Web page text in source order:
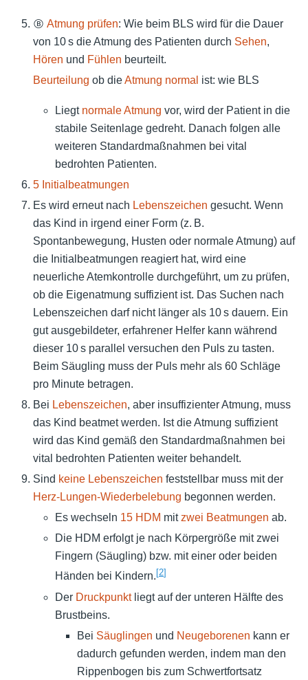
Ⓑ Atmung prüfen: Wie beim BLS wird für die Dauer
von 10 s die Atmung des Patienten durch Sehen,
Hören und Fühlen beurteilt.
Beurteilung ob dieAtmung normal ist: wie BLS
Liegt normale Atmung vor, wird der Patient in die
stabile Seitenlage gedreht. Danach folgen alle
weiteren Standardmaßnahmen bei vital
bedrohten Patienten.
5 Initialbeatmungen
Es wird erneut nach Lebenszeichen gesucht. Wenn
das Kind in irgend einer Form (z. B.
Spontanbewegung, Husten oder normale Atmung) auf
die Initialbeatmungen reagiert hat, wird eine
neuerliche Atemkontrolle durchgeführt, um zu prüfen,
ob die Eigenatmung suffizient ist. Das Suchen nach
Lebenszeichen darf nicht länger als 10 s dauern. Ein
gut ausgebildeter, erfahrener Helfer kann während
dieser 10 s parallel versuchen den Puls zu tasten.
Beim Säugling muss der Puls mehr als 60 Schläge
pro Minute betragen.
Bei Lebenszeichen, aber insuffizienter Atmung, muss
das Kind beatmet werden. Ist die Atmung suffizient
wird das Kind gemäß den Standardmaßnahmen bei
vital bedrohten Patienten weiter behandelt.
Sind keine Lebenszeichen feststellbar muss mit der
Herz-Lungen-Wiederbelebung begonnen werden.
Es wechseln 15 HDM mitzwei Beatmungen ab.
Die HDM erfolgt je nach Körpergröße mit zwei
Fingern (Säugling) bzw. mit einer oder beiden
Händen bei Kindern. [2]
Der Druckpunktliegt auf der unteren Hälfte des
Brustbeins.
Bei Säuglingen und Neugeborenen kann er
dadurch gefunden werden, indem man den
Rippenbogen bis zum Schwertfortsatz